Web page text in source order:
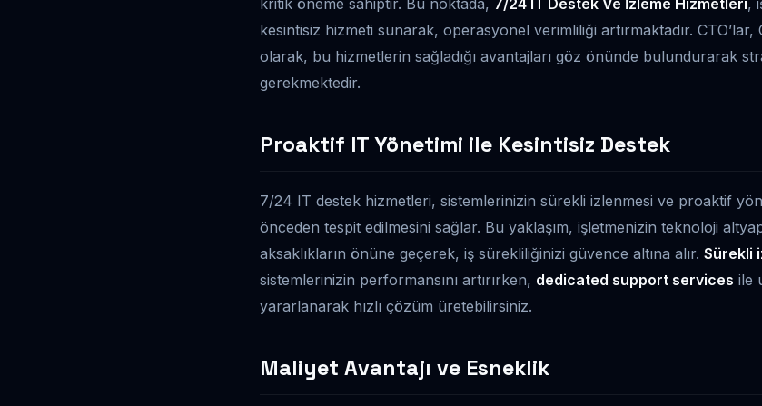
kesintisiz hizmeti sunarak, operasyonel verimliliği artırmaktadır. CTO’lar,
olarak, bu hizmetlerin sağladığı avantajları göz önünde bulundurarak
gerekmektedir.
Proaktif IT Yönetimi ile Kesintisiz Destek
7/24 IT destek hizmetleri, sistemlerinizin sürekli izlenmesi ve proaktif
önceden tespit edilmesini sağlar. Bu yaklaşım, işletmenizin teknoloji
aksaklıkların önüne geçerek, iş sürekliliğinizi güvence altına alır. Sürekli
sistemlerinizin performansını artırırken, dedicated support services ile
yararlanarak hızlı çözüm üretebilirsiniz.
Maliyet Avantajı ve Esneklik